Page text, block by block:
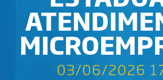
03/06/2026